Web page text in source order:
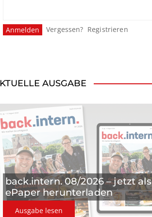
Vergessen? Registrieren
AUSGABE
back.intern. 08/2026 – jetzt als
ePaper herunterladen
Ausgabe lesen